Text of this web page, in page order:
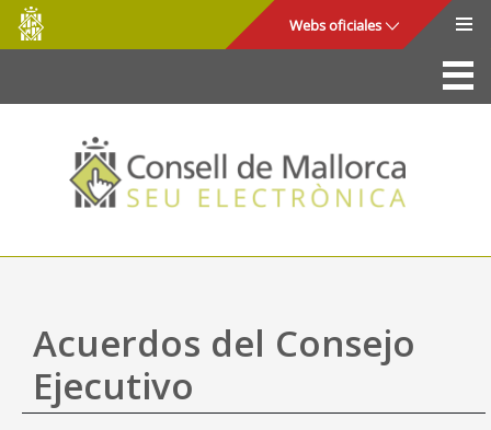
Saltar al contenido principal
Consell
de
Mallorca
Webs oficiales
La Sede
Consejo de Mallorca
Acceso y seguridad
Utilidades
Mapa web
Ayuda
Acuerdos del Consejo
Ejecutivo